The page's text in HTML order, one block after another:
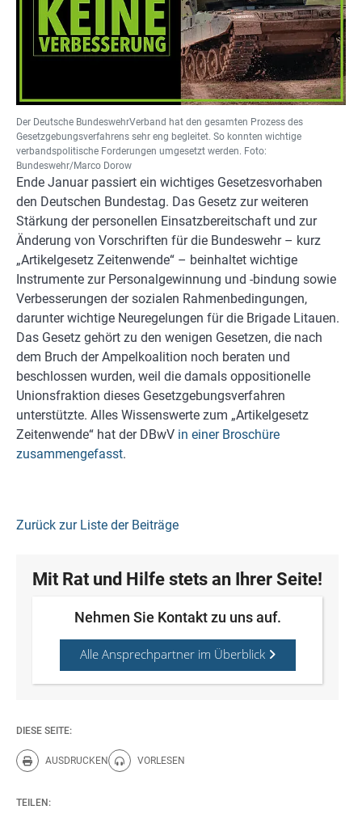
Der Deutsche BundeswehrVerband hat den gesamten Prozess des
Gesetzgebungsverfahrens sehr eng begleitet. So konnten wichtige
verbandspolitische Forderungen umgesetzt werden. Foto:
Bundeswehr/Marco Dorow
Ende Januar passiert ein wichtiges Gesetzesvorhaben
den Deutschen Bundestag. Das Gesetz zur weiteren
Stärkung der personellen Einsatzbereitschaft und zur
Änderung von Vorschriften für die Bundeswehr – kurz
„Artikelgesetz Zeitenwende“ – beinhaltet wichtige
Instrumente zur Personalgewinnung und -bindung sowie
Verbesserungen der sozialen Rahmenbedingungen,
darunter wichtige Neuregelungen für die Brigade Litauen.
Das Gesetz gehört zu den wenigen Gesetzen, die nach
dem Bruch der Ampelkoalition noch beraten und
beschlossen wurden, weil die damals oppositionelle
Unionsfraktion dieses Gesetzgebungsverfahren
unterstützte. Alles Wissenswerte zum „Artikelgesetz
Zeitenwende“ hat der DBwV in einer Broschüre
zusammengefasst.
Zurück zur Liste der Beiträge
Mit Rat und Hilfe stets an Ihrer Seite!
Nehmen Sie Kontakt zu uns auf.
Alle Ansprechpartner im Überblick
DIESE SEITE:
AUSDRUCKEN
Diese Seite drucken.
VORLESEN
Diese Seite vorlesen.
TEILEN: